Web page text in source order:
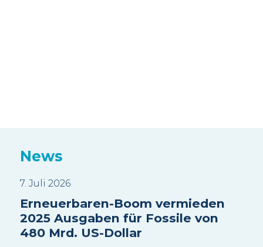
News
7. Juli 2026
Erneuerbaren-Boom vermieden
2025 Ausgaben für Fossile von
480 Mrd. US-Dollar